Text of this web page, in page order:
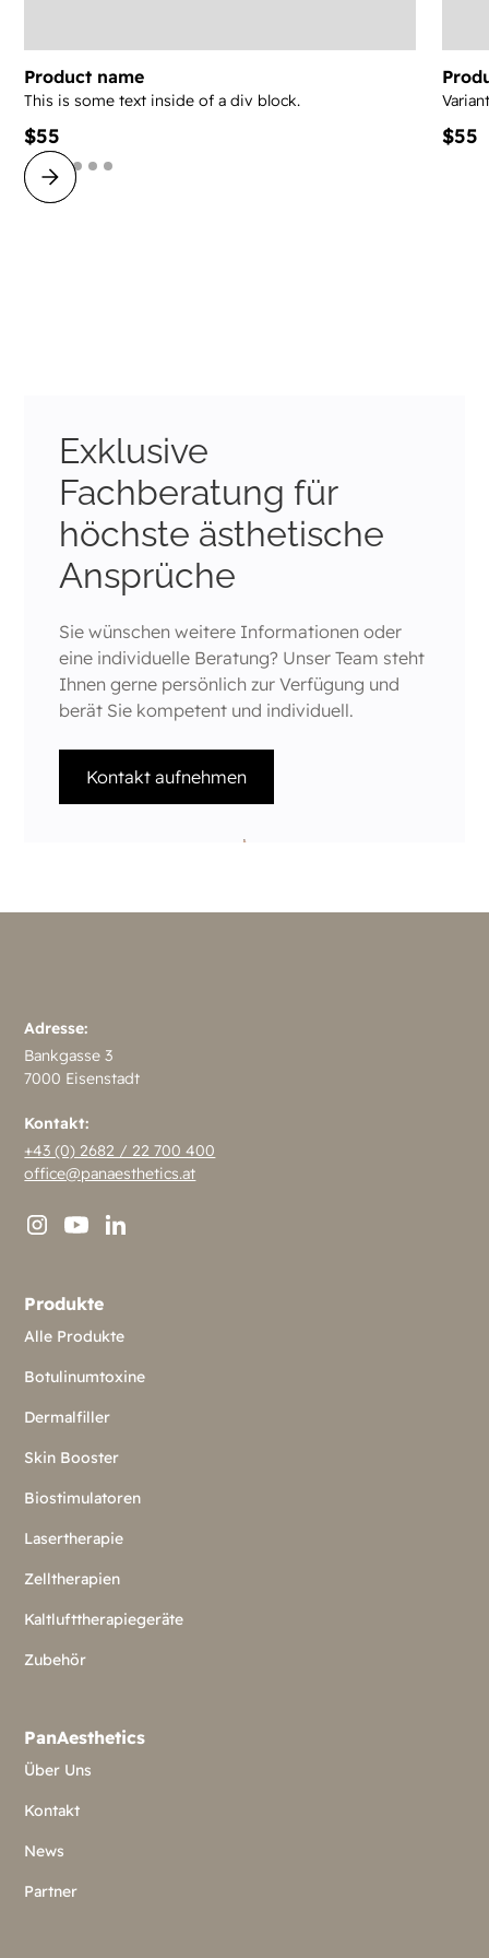
Product name
This is some text inside of a div block.
$55 $55
Exklusive
Fachberatung für
höchste ästhetische
Ansprüche
Sie wünschen weitere Informationen oder
eine individuelle Beratung? Unser Team steht
Ihnen gerne persönlich zur Verfügung und
berät Sie kompetent und individuell.
Kontakt aufnehmen
Adresse:
Bankgasse 3
7000 Eisenstadt
Kontakt:
+43 (0) 2682 / 22 700 400
office@panaesthetics.at
Produkte
Alle Produkte
Botulinumtoxine
Dermalfiller
Skin Booster
Biostimulatoren
Lasertherapie
Zelltherapien
Kaltlufttherapiegeräte
Zubehör
PanAesthetics
Über Uns
Kontakt
News
Partner